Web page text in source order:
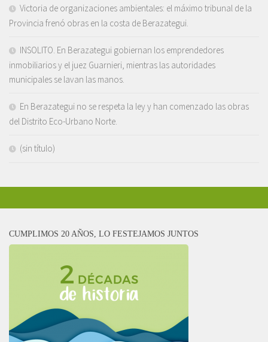
Victoria de organizaciones ambientales: el máximo tribunal de la
Provincia frenó obras en la costa de Berazategui.
INSOLITO. En Berazategui gobiernan los emprendedores
inmobiliarios y el juez Guarnieri, mientras las autoridades
municipales se lavan las manos.
En Berazategui no se respeta la ley y han comenzado las obras
del Distrito Eco-Urbano Norte.
(sin título)
CUMPLIMOS 20 AÑOS, LO FESTEJAMOS JUNTOS